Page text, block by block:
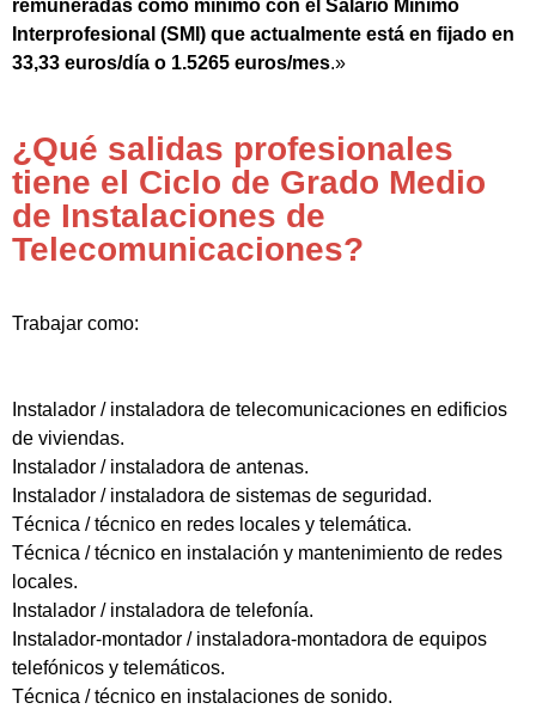
remuneradas como mínimo con el Salario Mínimo
Interprofesional (SMI) que actualmente está en fijado en
33,33 euros/día o 1.5265 euros/mes.»
¿Qué salidas profesionales
tiene el Ciclo de Grado Medio
de Instalaciones de
Telecomunicaciones?
Trabajar como:
Instalador / instaladora de telecomunicaciones en edificios
de viviendas.
Instalador / instaladora de antenas.
Instalador / instaladora de sistemas de seguridad.
Técnica / técnico en redes locales y telemática.
Técnica / técnico en instalación y mantenimiento de redes
locales.
Instalador / instaladora de telefonía.
Instalador-montador / instaladora-montadora de equipos
telefónicos y telemáticos.
Técnica / técnico en instalaciones de sonido.